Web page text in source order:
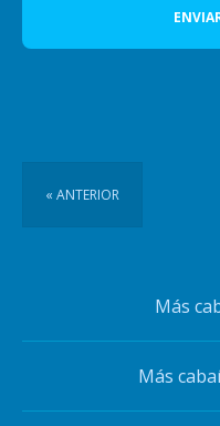
« ANTERIOR
Más
Más